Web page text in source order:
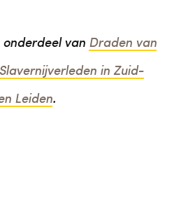
van Draden van
in Zuid-
Leiden.